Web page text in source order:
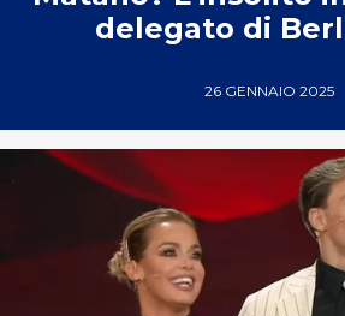
delegato di
26 GENNAIO 2025